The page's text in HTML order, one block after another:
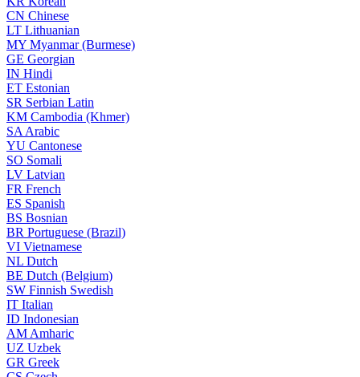
CN Chinese
LT Lithuanian
MY Myanmar (Burmese)
GE Georgian
IN Hindi
ET Estonian
SR Serbian Latin
KM Cambodia (Khmer)
SA Arabic
YU Cantonese
SO Somali
LV Latvian
FR French
ES Spanish
BS Bosnian
BR Portuguese (Brazil)
VI Vietnamese
NL Dutch
BE Dutch (Belgium)
SW Finnish Swedish
IT Italian
ID Indonesian
AM Amharic
UZ Uzbek
GR Greek